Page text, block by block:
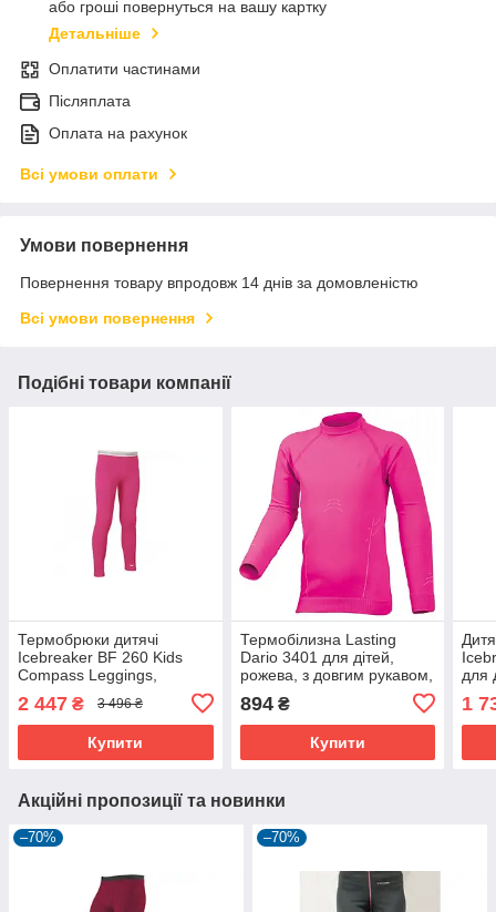
або гроші повернуться на вашу картку
Детальніше
Оплатити частинами
Післяплата
Оплата на рахунок
Всі умови оплати
Умови повернення
Повернення товару впродовж 14 днів за домовленістю
Всі умови повернення
Подібні товари компанії
Термобрюки дитячі
Icebreaker BF 260 Kids
Compass Leggings,
відпочинку
2 447 ₴ 3 496 ₴
Купити
Термобілизна Lasting
Dario 3401 для дітей,
рожева, з довгим рукавом,
146 см
894₴
Купити
для
1
Акційні пропозиції та новинки
–70% –70%